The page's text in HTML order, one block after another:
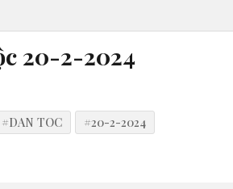
20-2-2024
#DAN TOC #20-2-2024